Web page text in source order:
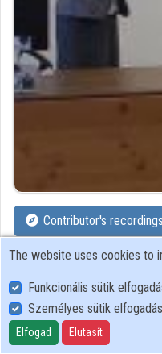
Contributors
Contributor's recordings
Profiles
Profile
Szent István
The website uses cookies to
Funkcionális sütik
Személyes sütik
Elfogad Elutasít